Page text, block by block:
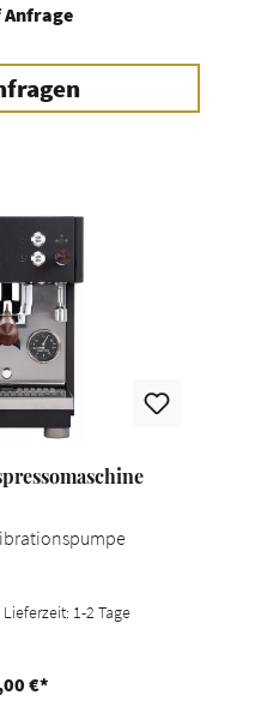
Anfrage
1-2 Tage
€*